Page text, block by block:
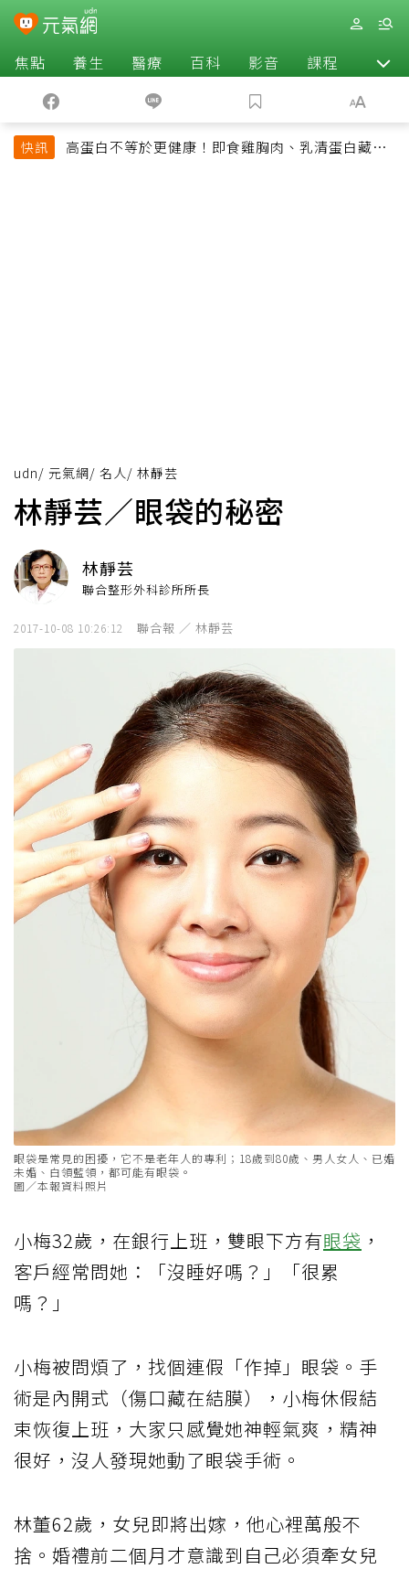
焦點 養生 醫療 百科 影音 課程 退休
快訊
高蛋白不等於更健康！即食雞胸肉、乳清蛋白藏陷
udn/ 元氣網/ 名人/ 林靜芸
林靜芸／眼袋的秘密
林靜芸
聯合整形外科診所所長
2017-10-08 10:26:12 聯合報 ／ 林靜芸
眼袋是常見的困擾，它不是老年人的專利；18歲到80歲、男人女人、已婚
未婚、白領藍領，都可能有眼袋。
圖／本報資料照片
小梅32歲，在銀行上班，雙眼下方有眼袋 ，
客戶經常問她：「沒睡好嗎？」「很累
嗎？」
小梅被問煩了，找個連假「作掉」眼袋。手
術是內開式（傷口藏在結膜），小梅休假結
束恢復上班，大家只感覺她神輕氣爽，精神
很好，沒人發現她動了眼袋手術。
林董62歲，女兒即將出嫁，他心裡萬般不
捨。婚禮前二個月才意識到自己必須牽女兒